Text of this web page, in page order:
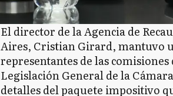
El director de la Agencia de
Aires, Cristian Girard, mantuvo
representantes de las
Legislación General de la
detalles del paquete impositivo